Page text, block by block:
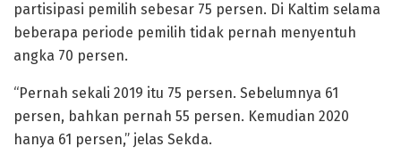
partisipasi pemilih sebesar 75 persen. Di Kaltim selama
beberapa periode pemilih tidak pernah menyentuh
angka 70 persen.
“Pernah sekali 2019 itu 75 persen. Sebelumnya 61
persen, bahkan pernah 55 persen. Kemudian 2020
hanya 61 persen,” jelas Sekda.